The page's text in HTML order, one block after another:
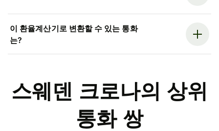
이 환율계산기로 변환할 수 있는 통화
는?
스웨덴 크로나의 상위
통화 쌍